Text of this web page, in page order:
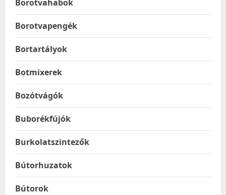
Borotvahabok
Borotvapengék
Bortartályok
Botmixerek
Bozótvágók
Buborékfújók
Burkolatszintezők
Bútorhuzatok
Bútorok